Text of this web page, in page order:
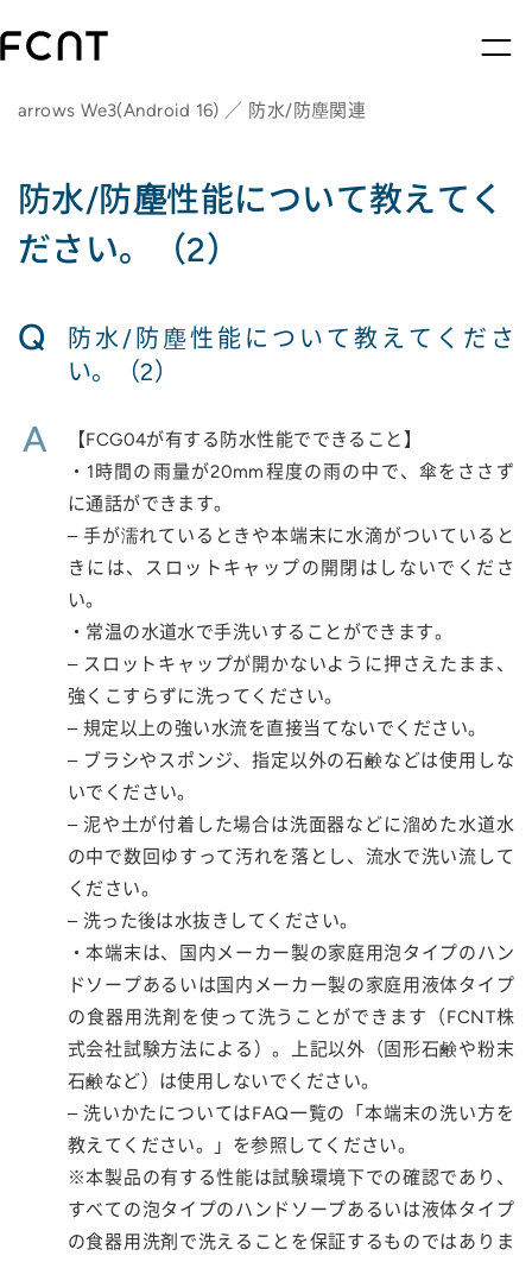
arrows We3(Android 16) ／ 防水/防塵関連
防水/防塵性能について教えてく
ださい。（2）
Q
防水/防塵性能について教えてくださ
い。（2）
A
【FCG04が有する防水性能でできること】
・1時間の雨量が20mm程度の雨の中で、傘をささず
に通話ができます。
– 手が濡れているときや本端末に水滴がついていると
きには、スロットキャップの開閉はしないでくださ
い。
・常温の水道水で手洗いすることができます。
– スロットキャップが開かないように押さえたまま、
強くこすらずに洗ってください。
– 規定以上の強い水流を直接当てないでください。
– ブラシやスポンジ、指定以外の石鹸などは使用しな
いでください。
– 泥や土が付着した場合は洗面器などに溜めた水道水
の中で数回ゆすって汚れを落とし、流水で洗い流して
ください。
– 洗った後は水抜きしてください。
・本端末は、国内メーカー製の家庭用泡タイプのハン
ドソープあるいは国内メーカー製の家庭用液体タイプ
の食器用洗剤を使って洗うことができます（FCNT株
式会社試験方法による）。上記以外（固形石鹸や粉末
石鹸など）は使用しないでください。
– 洗いかたについてはFAQ一覧の「本端末の洗い方を
教えてください。」を参照してください。
※本製品の有する性能は試験環境下での確認であり、
すべての泡タイプのハンドソープあるいは液体タイプ
の食器用洗剤で洗えることを保証するものではありま